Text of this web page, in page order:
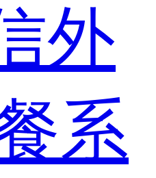
外
系